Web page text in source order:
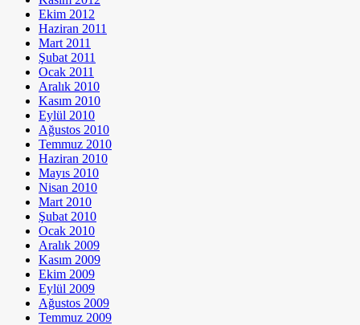
Ekim 2012
Haziran 2011
Mart 2011
Şubat 2011
Ocak 2011
Aralık 2010
Kasım 2010
Eylül 2010
Ağustos 2010
Temmuz 2010
Haziran 2010
Mayıs 2010
Nisan 2010
Mart 2010
Şubat 2010
Ocak 2010
Aralık 2009
Kasım 2009
Ekim 2009
Eylül 2009
Ağustos 2009
Temmuz 2009